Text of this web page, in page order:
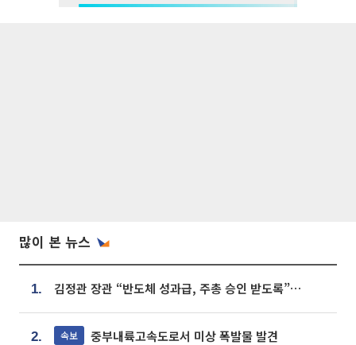
많이 본 뉴스
1. 김정관 장관 “반도체 성과급, 주총 승인 받도록”…상법·자본시장법 개정 시사
2. 속보 중부내륙고속도로서 미상 폭발물 발견